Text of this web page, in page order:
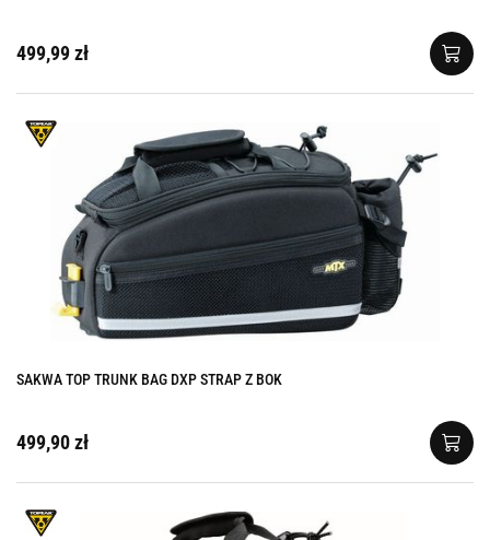
499,99 zł
SAKWA TOP TRUNK BAG DXP STRAP Z BOK
499,90 zł